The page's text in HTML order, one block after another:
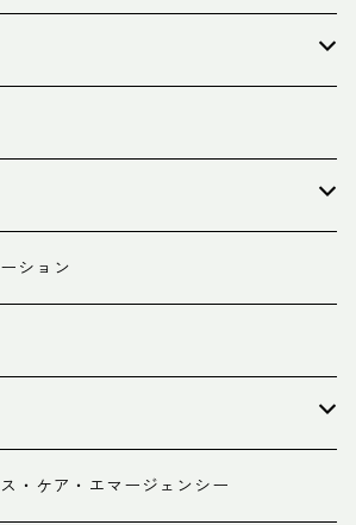
ション
・ケア・エマージェンシー